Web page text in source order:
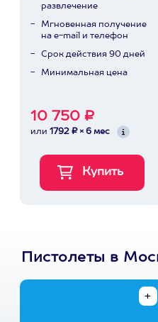
развлечение
Мгновенная получение
на e-mail и телефон
Срок действия 90 дней
Минимальная цена
10 750 ₽
или 1792 ₽ × 6 мес
Пистолеты в